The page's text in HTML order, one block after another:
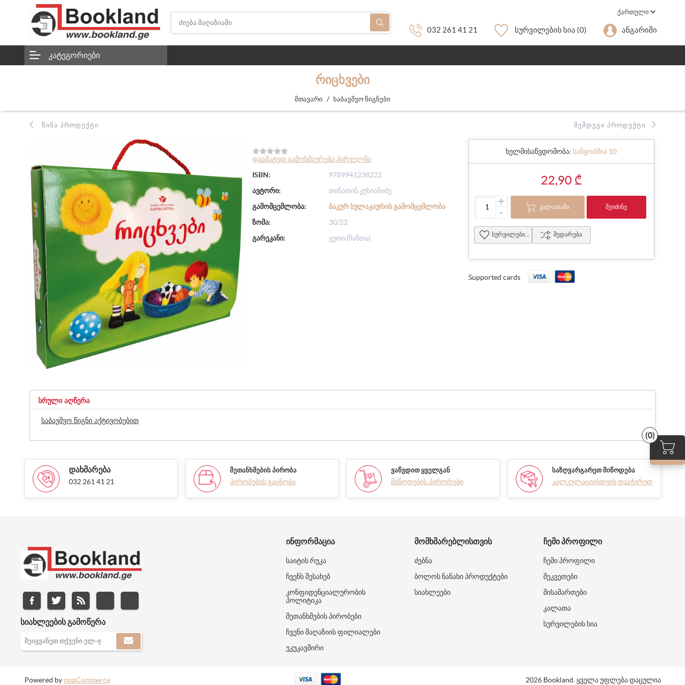
032 261 41 21 Სურვილების Სია (0) Ანგარიში
(0)
ᲙᲐᲢᲔᲒᲝᲠᲘᲔᲑᲘ
ᲠᲘᲪᲮᲕᲔᲑᲘ
მთავარი / საბავშვო წიგნები
ᲬᲘᲜᲐ ᲞᲠᲝᲓᲣᲥᲢᲘ ᲨᲔᲛᲓᲔᲒᲘ ᲞᲠᲝᲓᲣᲥᲢᲘ
დაამატეთ გამოხმაურება პირველმა
ISBN:
9789941238222
ავტორი:
თინათინ კუხიანიძე
გამომცემლობა:
ᲑᲐᲙᲣᲠ ᲡᲣᲚᲐᲙᲐᲣᲠᲘᲡ ᲒᲐᲛᲝᲛᲪᲔᲛᲚᲝᲑᲐ
ზომა:
30/22
გარეკანი:
ყუთი (ჩანთა)
ხელმისაწვდომობა: საწყობშია 10
22,90 ₾
+
- ᲙᲐᲚᲐᲗᲐᲨᲘ ᲨᲔᲘᲫᲘᲜᲔ
სურვილების სია შედარება
Supported cards
ᲡᲠᲣᲚᲘ ᲐᲦᲬᲔᲠᲐ
საბავშვო წიგნი აქტივობებით
ᲓᲐᲮᲛᲐᲠᲔᲑᲐ
032 261 41 21
ᲨᲔᲗᲐᲜᲮᲛᲔᲑᲘᲡ ᲞᲘᲠᲝᲑᲐ
პირობების გაცნობა
ᲕᲐᲬᲕᲓᲘᲗ ᲧᲕᲔᲚᲒᲐᲜ
მიწოდების პირორები
ᲡᲐᲖᲦᲕᲐᲠᲒᲐᲠᲔᲗ ᲛᲘᲬᲝᲓᲔᲑᲐ
კალკულაციისთვის დააჭირეთ
ᲡᲘᲐᲮᲚᲔᲔᲑᲘᲡ ᲒᲐᲛᲝᲬᲔᲠᲐ
ᲘᲜᲤᲝᲠᲛᲐᲪᲘᲐ
საიტის რუკა
ჩვენს შესახებ
კონფიდენციალურობის
პოლიტიკა
შეთანხმების პირობები
ჩვენი მაღაზიის ფილიალები
უკუკავშირი
ᲛᲝᲛᲮᲛᲐᲠᲔᲑᲚᲘᲡᲗᲕᲘᲡ
ძებნა
ბოლოს ნანახი პროდუქტები
სიახლეები
ᲩᲔᲛᲘ ᲞᲠᲝᲤᲘᲚᲘ
ჩემი პროფილი
შეკვეთები
მისამართები
კალათა
სურვილების სია
Powered by nopCommerce 2026 Bookland. ყველა უფლება დაცულია